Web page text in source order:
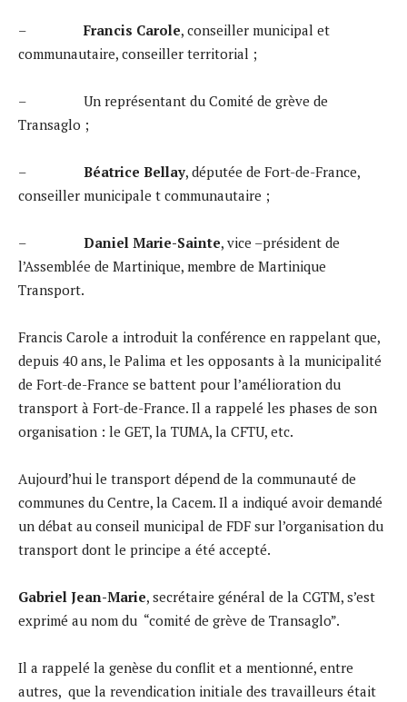
– Francis Carole, conseiller municipal et
communautaire, conseiller territorial ;
– Un représentant du Comité de grève de
Transaglo ;
– Béatrice Bellay, députée de Fort-de-France,
conseiller municipale t communautaire ;
– Daniel Marie-Sainte, vice –président de
l’Assemblée de Martinique, membre de Martinique
Transport.
Francis Carole a introduit la conférence en rappelant que,
depuis 40 ans, le Palima et les opposants à la municipalité
de Fort-de-France se battent pour l’amélioration du
transport à Fort-de-France. Il a rappelé les phases de son
organisation : le GET, la TUMA, la CFTU, etc.
Aujourd’hui le transport dépend de la communauté de
communes du Centre, la Cacem. Il a indiqué avoir demandé
un débat au conseil municipal de FDF sur l’organisation du
transport dont le principe a été accepté.
Gabriel Jean-Marie, secrétaire général de la CGTM, s’est
exprimé au nom du “comité de grève de Transaglo”.
Il a rappelé la genèse du conflit et a mentionné, entre
autres, que la revendication initiale des travailleurs était